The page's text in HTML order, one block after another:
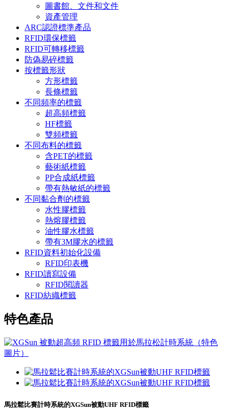
圖書館、文件和文件
資產管理
ARC認證標準產品
RFID環保標籤
RFID可轉移標籤
防偽易碎標籤
按標籤形狀
方形標籤
長條標籤
不同頻率的標籤
超高頻標籤
HF標籤
雙頻標籤
不同布料的標籤
含PET的標籤
藝術紙標籤
PP合成紙標籤
帶有熱敏紙的標籤
不同黏合劑的標籤
水性膠標籤
熱熔膠標籤
油性膠水標籤
帶有3M膠水的標籤
RFID資料初始化設備
RFID印表機
RFID讀寫設備
RFID閱讀器
RFID紡織標籤
特色產品
馬拉鬆比賽計時系統的XGSun被動UHF RFID標籤